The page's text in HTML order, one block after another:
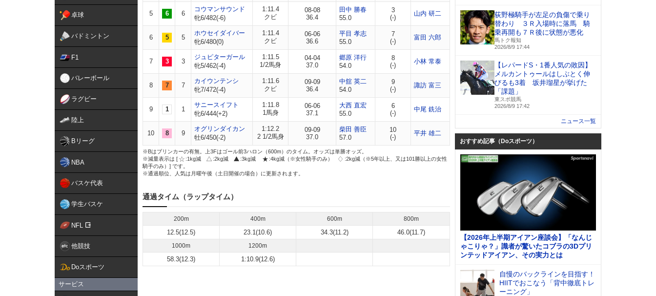
卓球
バドミントン
F1
バレーボール
ラグビー
陸上
Bリーグ
NBA
バスケ代表
学生バスケ
NFL
他競技
Doスポーツ
サービス
5 6 6
コウマンサウンド
牝6/482(-6)
1:11.4
クビ
08-08
36.4
田中 勝春
55.0
3
(-)
山内 研二
6 5 5
ホウセイダイバー
牝6/480(0)
1:11.4
クビ
06-06
36.6
平目 孝志
55.0
7
(-)
富田 六郎
7 3 3
ジュピターガール
牝5/462(-4)
1:11.5
1/2馬身
04-04
37.0
郷原 洋行
54.0
8
(-)
小林 常泰
8 7 7
カイウンテンシ
牝7/472(-4)
1:11.6
クビ
09-09
36.4
中舘 英二
54.0
9
(-)
諏訪 富三
9 1 1
サニースイフト
牝6/444(+2)
1:11.8
1馬身
06-06
37.1
大西 直宏
55.0
6
(-)
中尾 銑治
10 8 9
オグリンダイカン
牡6/450(-2)
1:12.2
2 1/2馬身
09-09
37.0
柴田 善臣
57.0
10
(-)
平井 雄二
※Bはブリンカーの有無。上3Fはゴール前3ハロン（600m）のタイム。オッズは単勝オッズ。
※減量表示は [
:1kg減 :2kg減 :3kg減 :4kg減（※女性騎手のみ）
:2kg減（※5年以上、又は101勝以上の女性
騎手のみ）] です。
※通過順位、人気は月曜午後（土日開催の場合）に更新されます。
通過タイム（ラップタイム）
200m 400m 600m 800m
12.5(12.5) 23.1(10.6) 34.3(11.2) 46.0(11.7)
1000m 1200m
58.3(12.3) 1:10.9(12.6)
荻野極騎手が左足の負傷で乗り
替わり ３Ｒ入場時に落馬 騎
乗再開も７Ｒ後に状態が悪化
馬トク報知
2026/8/9 17:44
【レパードS・1番人気の敗因】
メルカントゥールはしぶとく伸
びるも3着 坂井瑠星が挙げた
「課題」
東スポ競馬
2026/8/9 17:42
ニュース一覧
おすすめ記事（Doスポーツ）
【2026年上半期アイアン座談会】「なんじ
ゃこりゃ？」識者が驚いたコブラの3Dプリ
ンテッドアイアン、その実力とは
自慢のバックラインを目指す！
HIITでおこなう「背中徹底トレ
ーニング」